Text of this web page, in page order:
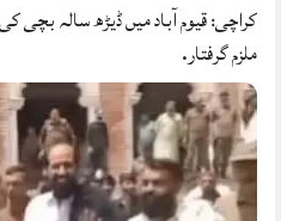
کراچی: قیوم آباد میں ڈیڑھ سالہ بچی
ملزم گرفتار.